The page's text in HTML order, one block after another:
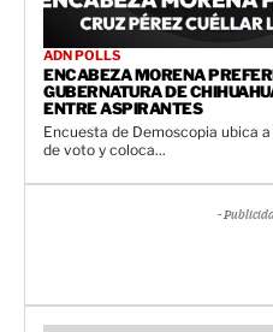
ADN POLLS
ENCABEZA MORENA
GUBERNATURA DE
ENTRE ASPIRANTES
Encuesta de Demoscopia ubica
de voto y coloca...
-